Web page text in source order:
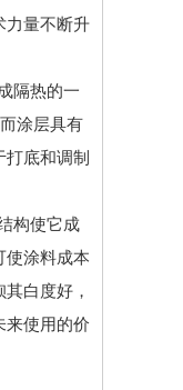
力量不断升
隔热的一
涂层具有
底和调制
构使它成
使涂料成本
白度好，
来使用的价